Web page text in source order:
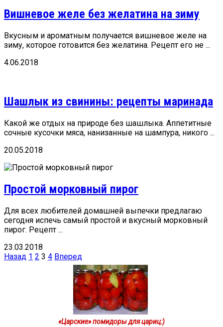
Вишневое желе без желатина на зиму
Вкусным и ароматным получается вишневое желе на
зиму, которое готовится без желатина. Рецепт его не ...
4.06.2018
Шашлык из свинины: рецепты маринада
Какой же отдых на природе без шашлыка. Аппетитные
сочные кусочки мяса, нанизанные на шампура, никого ...
20.05.2018
Простой морковный пирог
Для всех любителей домашней выпечки предлагаю
сегодня испечь самый простой и вкусный морковный
пирог. Рецепт ...
23.03.2018
Пагинация
Назад 1 2 3 4 Вперед
«Царские» помидоры для цариц:)